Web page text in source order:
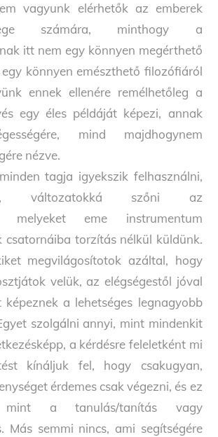
vagyunk elérhetők az emberek
számára, minthogy a
itt nem egy könnyen megérthető
könnyen emészthető filozófiáról
ennek ellenére remélhetőleg a
egy éles példáját képezi, annak
mind majdhogynem
nézve.
tagja igyekszik felhasználni,
változatokká szőni az
melyeket eme instrumentum
csatornáiba torzítás nélkül küldünk.
megvilágosítotok azáltal, hogy
velük, az elégségestől jóval
a lehetséges legnagyobb
szolgálni annyi, mint mindenkit
a kérdésre feleletként mi
kínáljuk fel, hogy csakugyan,
érdemes csak végezni, és ez
a tanulás/tanítás vagy
Más semmi nincs, ami segítségére